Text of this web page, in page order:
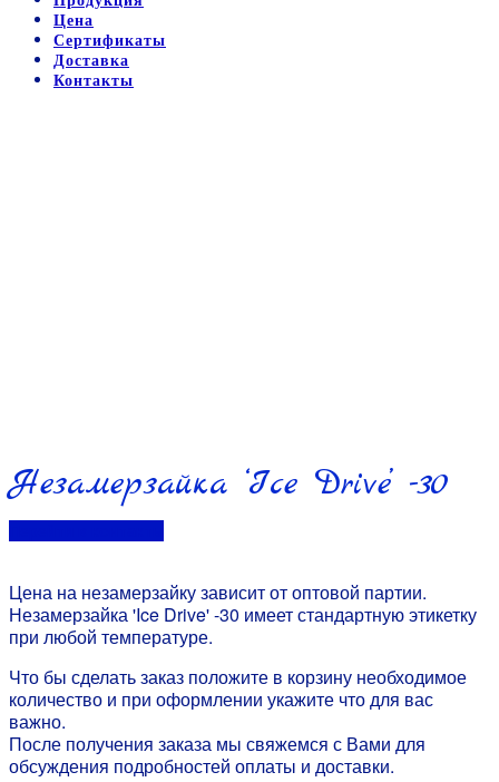
Цена
Сертификаты
Доставка
Контакты
Незамерзайка ‘Ice Drive’ -30
Цена на незамерзайку зависит от оптовой партии.
Незамерзайка 'Ice Drive' -30 имеет стандартную этикетку
при любой температуре.
Что бы сделать заказ положите в корзину необходимое
количество и при оформлении укажите что для вас
важно.
После получения заказа мы свяжемся с Вами для
обсуждения подробностей оплаты и доставки.